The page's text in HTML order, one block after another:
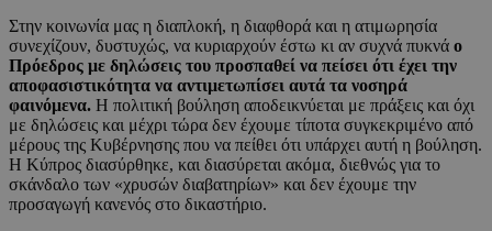
Στην κοινωνία μας η διαπλοκή, η διαφθορά και η ατιμωρησία
συνεχίζουν, δυστυχώς, να κυριαρχούν έστω κι αν συχνά πυκνά ο
Πρόεδρος με δηλώσεις του προσπαθεί να πείσει ότι έχει την
αποφασιστικότητα να αντιμετωπίσει αυτά τα νοσηρά
φαινόμενα. Η πολιτική βούληση αποδεικνύεται με πράξεις και όχι
με δηλώσεις και μέχρι τώρα δεν έχουμε τίποτα συγκεκριμένο από
μέρους της Κυβέρνησης που να πείθει ότι υπάρχει αυτή η βούληση.
Η Κύπρος διασύρθηκε, και διασύρεται ακόμα, διεθνώς για το
σκάνδαλο των «χρυσών διαβατηρίων» και δεν έχουμε την
προσαγωγή κανενός στο δικαστήριο.